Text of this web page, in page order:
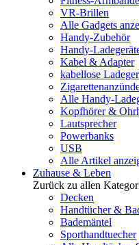
VR-Brillen
Alle Gadgets
Handy-Zubehör
Handy-
Kabel & Adapter
kabellose
Alle Handy-
Kopfhörer &
Lautsprecher
Powerbanks
USB
Alle Artikel
Zuhause & Leben
Zurück zu allen
Decken
Handtücher &
Bademäntel
Sporthandtuecher